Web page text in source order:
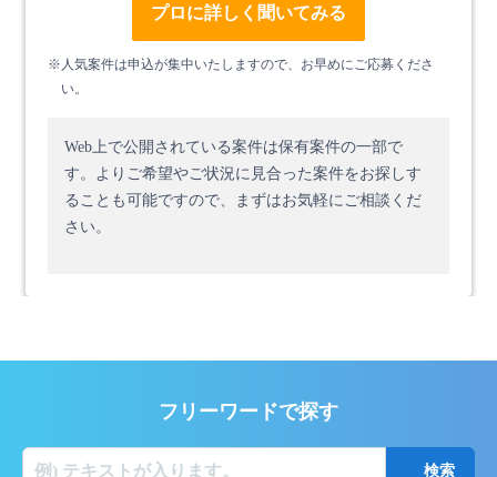
プロに詳しく聞いてみる
※人気案件は申込が集中いたしますので、お早めにご応募くださ
い。
Web上で公開されている案件は保有案件の一部で
す。 よりご希望やご状況に見合った案件をお探しす
ることも可能ですので、まずはお気軽にご相談くだ
さい。
フリーワードで探す